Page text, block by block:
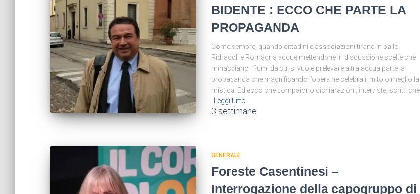
BIDENTE : ECCO CHE PARTE LA
PROPAGANDA
Come sempre, quando cittadini e associazioni tirano in ballo
Ridracoli e Romagna acque mettendone in discussione scelte che
minacciano i fiumi da cui si vuole prelevare altra acqua parte la
propaganda che magnificando l’opera ne celebra il mito o meglio la
mistica. Ed ecco che compaiono dichiarazioni, interviste, scritti che
Leggi tutto
3 settimane
GENERALE
Foreste Casentinesi –
Interrogazione della capogruppo di